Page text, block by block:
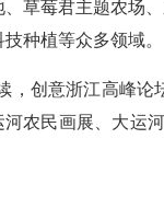
草莓君主题农场
种植等众多领域。
创意浙江高峰论
农民画展、大运